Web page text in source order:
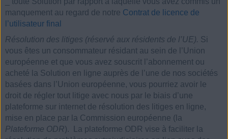
manquement au regard de notre Contrat de licence de
l’utilisateur final
Résolution des litiges (réservé aux résidents de l’UE). Si
vous êtes un consommateur résidant au sein de l’Union
européenne et que vous avez souscrit l’abonnement ou
acheté la Solution en ligne auprès de l’une de nos sociétés
basées dans l’Union européenne, vous pourriez avoir le
droit de régler tout litige avec nous par le biais d’une
plateforme sur internet de résolution des litiges en ligne,
mise en place par la Commission européenne (la
Plateforme ODR). La plateforme ODR vise à faciliter la